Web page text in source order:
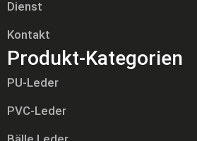
Dienst
Kontakt
Produkt-Kategorien
PU-Leder
PVC-Leder